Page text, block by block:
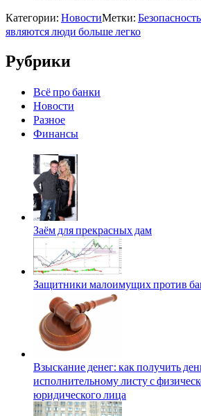
Категории: НовостиМетки:
являются люди больше легко
Рубрики
Всё про банки
Новости
Разное
Финансы
Заём для прекрасных дам
Защитники малоимущих против
Взыскание денег: как получить
исполнительному листу с
юридического лица